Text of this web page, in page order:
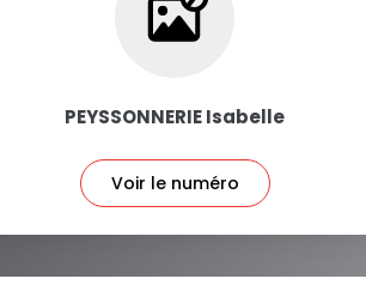
PEYSSONNERIE Isabelle
Voir le numéro